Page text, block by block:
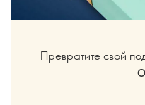
Превратите свой